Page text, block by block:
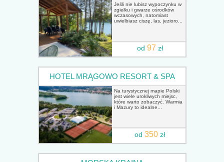
Jeśli nie lubisz wypoczynku w
zgiełku i gwarze ośrodków
wczasowych, natomiast
uwielbiasz ciszę, las, jezioro...
od 97 zł
HOTEL MRĄGOWO RESORT & SPA
Na turystycznej mapie Polski
jest wiele urokliwych miejsc,
które warto zobaczyć. Warmia
i Mazury to idealne...
od350 zł